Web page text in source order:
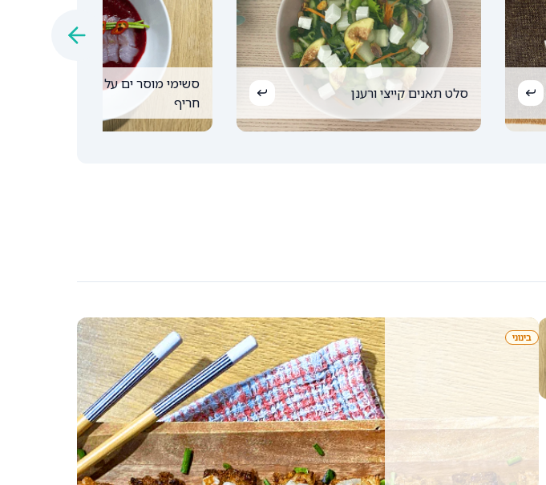
סלט תאנים קייצי ורענן
סשימי מוסר ים על רוטב דובדבנים
חריף
בינוני